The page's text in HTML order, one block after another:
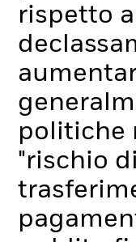
rispetto
politiche
"rischio